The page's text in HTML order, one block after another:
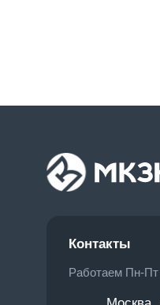
Контакты
Работаем Пн-Пт